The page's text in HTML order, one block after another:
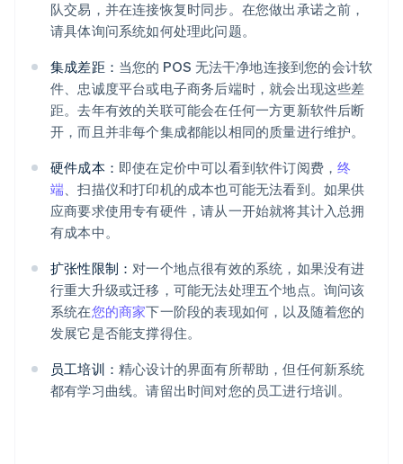
队交易，并在连接恢复时同步。在您做出承诺之前，
请具体询问系统如何处理此问题。
集成差距： 当您的 POS 无法干净地连接到您的会计软
件、忠诚度平台或电子商务后端时，就会出现这些差
距。去年有效的关联可能会在任何一方更新软件后断
开，而且并非每个集成都能以相同的质量进行维护。
硬件成本： 即使在定价中可以看到软件订阅费，终
端、扫描仪和打印机的成本也可能无法看到。如果供
应商要求使用专有硬件，请从一开始就将其计入总拥
有成本中。
扩张性限制：对一个地点很有效的系统，如果没有进
行重大升级或迁移，可能无法处理五个地点。询问该
系统在您的商家下一阶段的表现如何，以及随着您的
发展它是否能支撑得住。
员工培训： 精心设计的界面有所帮助，但任何新系统
都有学习曲线。请留出时间对您的员工进行培训。